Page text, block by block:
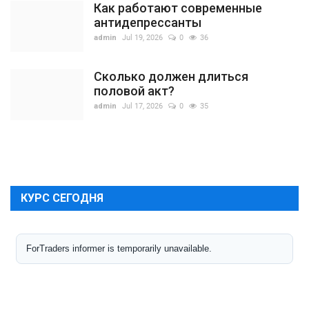
Как работают современные
антидепрессанты
admin Jul 19, 2026 0 36
Сколько должен длиться
половой акт?
admin Jul 17, 2026 0 35
КУРС СЕГОДНЯ